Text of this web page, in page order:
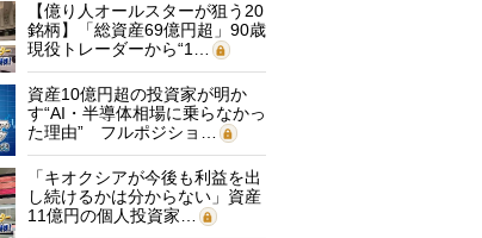
【億り人オールスターが狙う20
銘柄】「総資産69億円超」90歳
現役トレーダーから“1…
資産10億円超の投資家が明か
す“AI・半導体相場に乗らなかっ
た理由” フルポジショ…
「キオクシアが今後も利益を出
し続けるかは分からない」資産
11億円の個人投資家…